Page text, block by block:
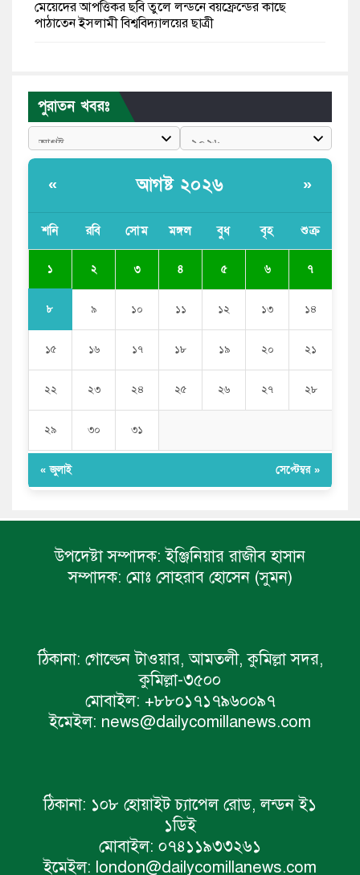
মেয়েদের আপত্তিকর ছবি তুলে লন্ডনে বয়ফ্রেন্ডের কাছে
পাঠাতেন ইসলামী বিশ্ববিদ্যালয়ের ছাত্রী
পাঁচ দেশি মাছে মিলল মাইক্রোপ্লাস্টিক, সবচেয়ে বেশি কই মাছে
বাংলাদেশী কর্মীদের আকামা নিয়ে বড় সুখবর দিলো সৌদি
সজীব ওয়াজেদ জয়
পুরাতন খবরঃ
« আগষ্ট ২০২৬ »
শনি রবি সোম মঙ্গল বুধ বৃহ শুক্র
১ ২ ৩ ৪ ৫ ৬ ৭
৮ ৯ ১০ ১১ ১২ ১৩ ১৪
১৫ ১৬ ১৭ ১৮ ১৯ ২০ ২১
২২ ২৩ ২৪ ২৫ ২৬ ২৭ ২৮
২৯ ৩০ ৩১
« জুলাই সেপ্টেম্বর »
উপদেষ্টা সম্পাদক: ইঞ্জিনিয়ার রাজীব হাসান
সম্পাদক: মোঃ সোহরাব হোসেন (সুমন)
ঠিকানা: গোল্ডেন টাওয়ার, আমতলী, কুমিল্লা সদর,
কুমিল্লা-৩৫০০
মোবাইল: +৮৮০১৭১৭৯৬০০৯৭
ইমেইল: news@dailycomillanews.com
ঠিকানা: ১০৮ হোয়াইট চ্যাপেল রোড, লন্ডন ই১
১ডিই
মোবাইল: ০৭৪১১৯৩৩২৬১
ইমেইল: london@dailycomillanews.com